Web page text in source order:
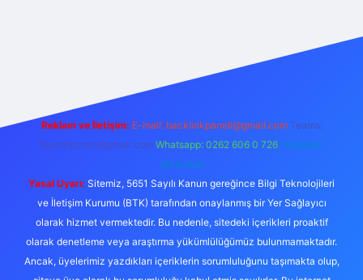
Reklam ve İletişim: E-mail: backlinkpaneli@gmail.com Teams:
forumhizmeti@gmail.com Whatsapp: 0262 606 0 726 Telegram:
@karabul
Yasal Uyarı: Sitemiz, 5651 Sayılı Kanun gereğince Bilgi Teknolojileri
ve İletişim Kurumu (BTK) tarafından onaylanmış bir Yer Sağlayıcı
olarak hizmet vermektedir. Bu nedenle, sitedeki içerikleri proaktif
olarak denetleme veya araştırma yükümlülüğümüz bulunmamaktadır.
Ancak, üyelerimiz yazdıkları içeriklerin sorumluluğunu taşımakta olup,